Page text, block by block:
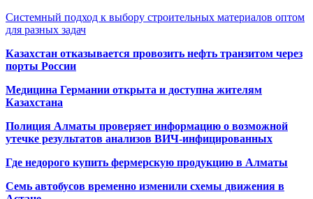
Системный подход к выбору строительных материалов оптом
для разных задач
Казахстан отказывается провозить нефть транзитом через
порты России
Медицина Германии открыта и доступна жителям
Казахстана
Полиция Алматы проверяет информацию о возможной
утечке результатов анализов ВИЧ-инфицированных
Где недорого купить фермерскую продукцию в Алматы
Семь автобусов временно изменили схемы движения в